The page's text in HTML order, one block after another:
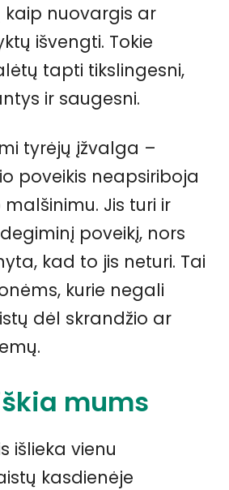
kaip nuovargis ar
išvengti. Tokie
tapti tikslingesni,
ir saugesni.
tyrėjų įžvalga –
poveikis neapsiriboja
Jis turi ir
poveikį, nors
kad to jis neturi. Tai
kurie negali
dėl skrandžio ar
mums
išlieka vienu
kasdienėje